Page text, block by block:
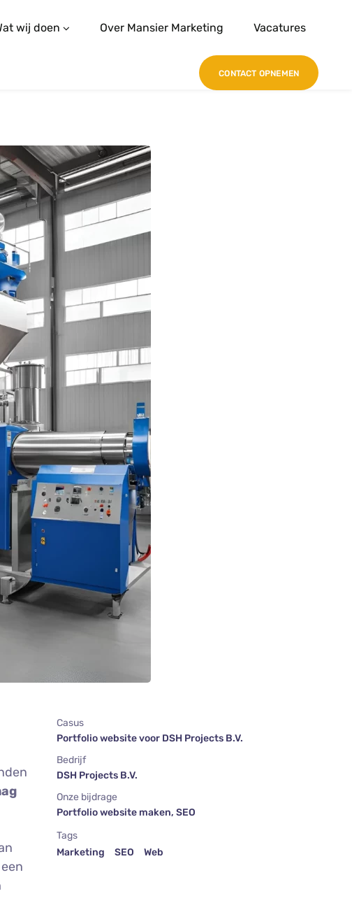
wij doen Over Mansier Marketing Vacatures
CONTACT OPNEMEN
Casus
Portfolio website voor DSH Projects B.V.
Bedrijf
DSH Projects B.V.
Onze bijdrage
Portfolio website maken, SEO
Tags
Marketing
SEO Web